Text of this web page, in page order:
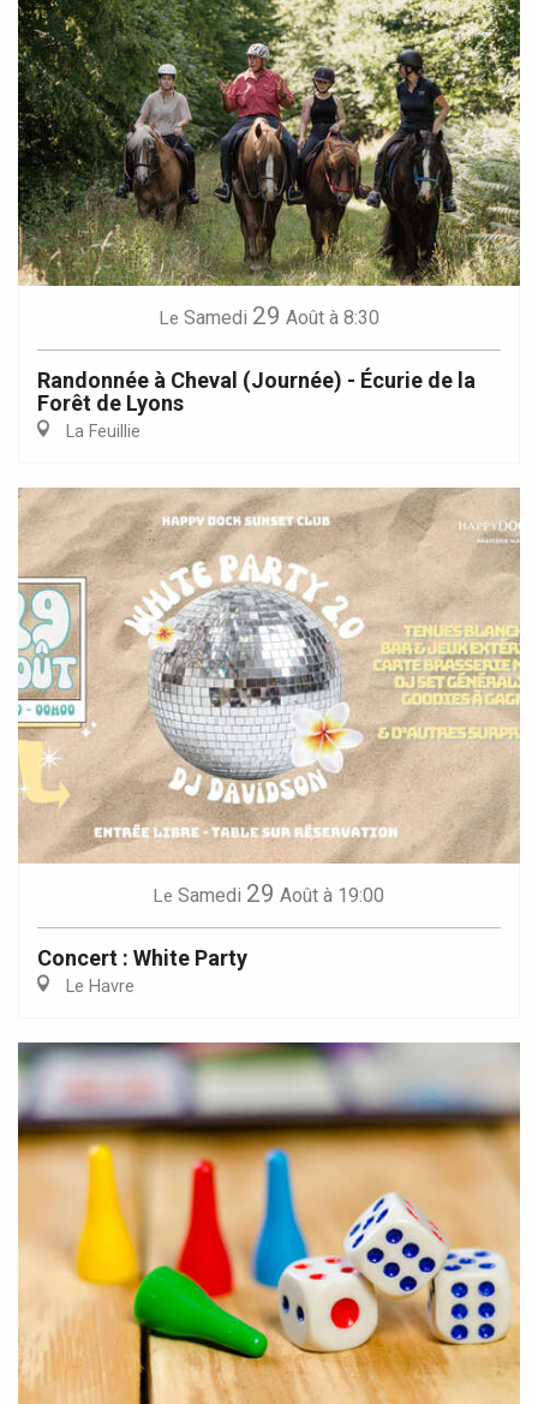
Le Samedi 29 Août à 8:30
Randonnée à Cheval (Journée) - Écurie de la
Forêt de Lyons
La Feuillie
Le Samedi 29 Août à 19:00
Concert : White Party
Le Havre